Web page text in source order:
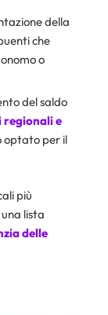
della
che
o
del saldo
regionali e
optato per il
più
lista
delle